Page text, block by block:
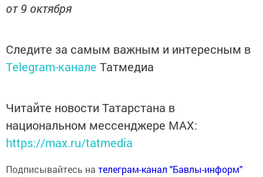
от 9 октября
Следите за самым важным и интересным в
Telegram-канале Татмедиа
Читайте новости Татарстана в
национальном мессенджере MАХ:
https://max.ru/tatmedia
Подписывайтесь на телеграм-канал "Бавлы-информ"